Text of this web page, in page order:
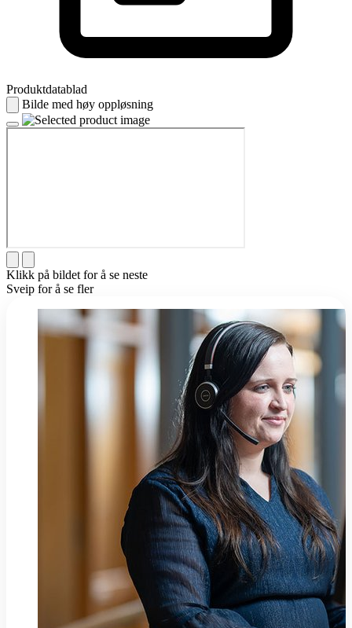
Produktdatablad
Bilde med høy oppløsning
Klikk på bildet for å se neste
Sveip for å se fler